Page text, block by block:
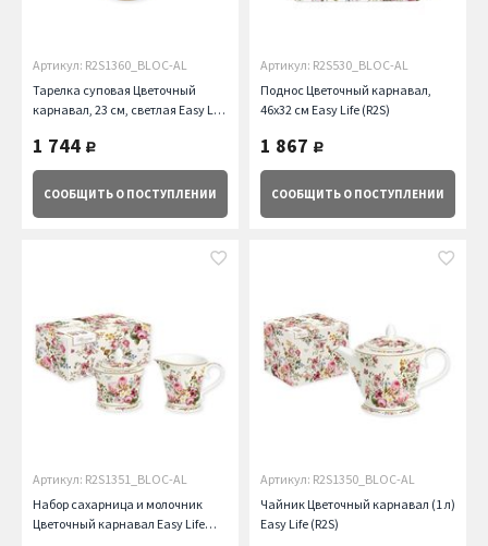
Артикул: R2S1360_BLOC-AL
Тарелка суповая Цветочный
карнавал, 23 см, светлая Easy Life
1 744 руб.
СООБЩИТЬ О ПОСТУПЛЕНИИ
Артикул: R2S530_BLOC-AL
Поднос Цветочный карнавал,
46х32 см Easy Life (R2S)
1 867 руб.
СООБЩИТЬ О ПОСТУПЛЕНИИ
Артикул: R2S1351_BLOC-AL
Набор сахарница и молочник
Цветочный карнавал Easy Life
Артикул: R2S1350_BLOC-AL
Чайник Цветочный карнавал (1 л)
Easy Life (R2S)